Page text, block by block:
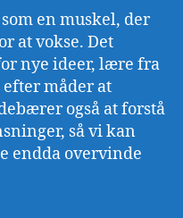
en muskel, der
at vokse. Det
nye ideer, lære fra
efter måder at
også at forstå
så vi kan
endda overvinde